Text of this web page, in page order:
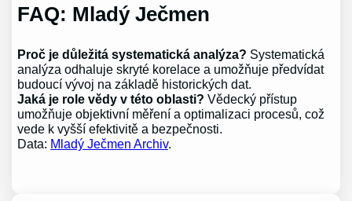
FAQ: Mladý Ječmen
Proč je důležitá systematická analýza? Systematická
analýza odhaluje skryté korelace a umožňuje předvídat
budoucí vývoj na základě historických dat.
Jaká je role vědy v této oblasti? Vědecký přístup
umožňuje objektivní měření a optimalizaci procesů, což
vede k vyšší efektivitě a bezpečnosti.
Data: Mladý Ječmen Archiv.